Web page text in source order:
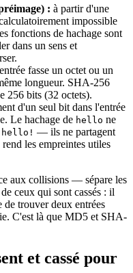
: à partir d'une
impossible
fonctions de hachage sont
dans un sens et
fasse un octet ou un
longueur. SHA-256
256 bits (32 octets).
d'un seul bit dans l'entrée
Le hachage de hello ne
hello! — ils ne partagent
les empreintes utiles
aux collisions — sépare les
ceux qui sont cassés : il
trouver deux entrées
C'est là que MD5 et SHA-
et cassé pour